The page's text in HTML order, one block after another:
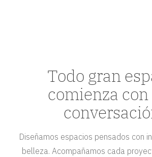
Todo gran
comienza
Diseñamos espacios pensados con
belleza. Acompañamos cada